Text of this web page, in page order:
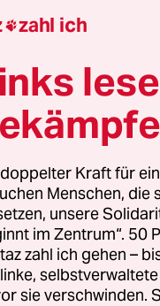
am
30 Personen in
für Volksfeste
, später wären
die vier zum
noch im
von sechs
zahl ich
Kraft für
Menschen, die
unsere
im Zentrum“. 50
zahl ich gehen –
sie verschwinden.